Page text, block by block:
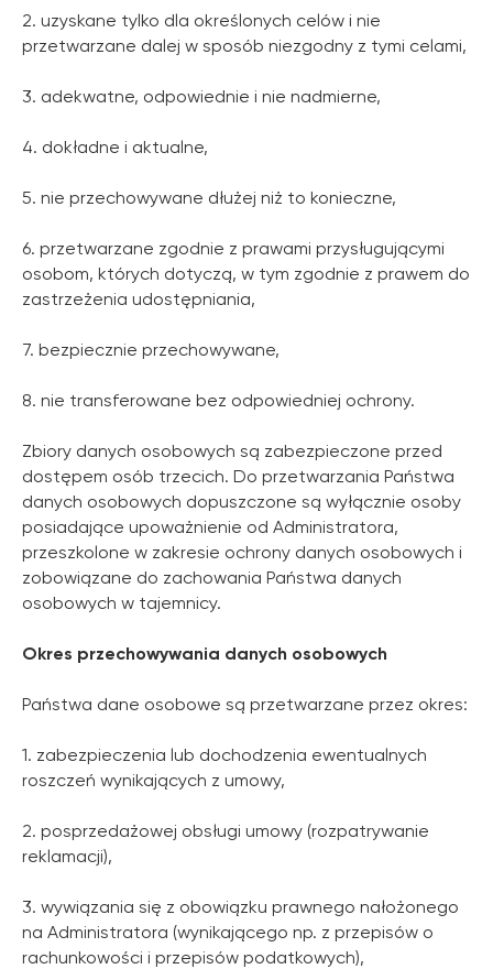
2. uzyskane tylko dla określonych celów i nie
przetwarzane dalej w sposób niezgodny z tymi celami,
3. adekwatne, odpowiednie i nie nadmierne,
4. dokładne i aktualne,
5. nie przechowywane dłużej niż to konieczne,
6. przetwarzane zgodnie z prawami przysługującymi
osobom, których dotyczą, w tym zgodnie z prawem do
zastrzeżenia udostępniania,
7. bezpiecznie przechowywane,
8. nie transferowane bez odpowiedniej ochrony.
Zbiory danych osobowych są zabezpieczone przed
dostępem osób trzecich. Do przetwarzania Państwa
danych osobowych dopuszczone są wyłącznie osoby
posiadające upoważnienie od Administratora,
przeszkolone w zakresie ochrony danych osobowych i
zobowiązane do zachowania Państwa danych
osobowych w tajemnicy.
Okres przechowywania danych osobowych
Państwa dane osobowe są przetwarzane przez okres:
1. zabezpieczenia lub dochodzenia ewentualnych
roszczeń wynikających z umowy,
2. posprzedażowej obsługi umowy (rozpatrywanie
reklamacji),
3. wywiązania się z obowiązku prawnego nałożonego
na Administratora (wynikającego np. z przepisów o
rachunkowości i przepisów podatkowych),